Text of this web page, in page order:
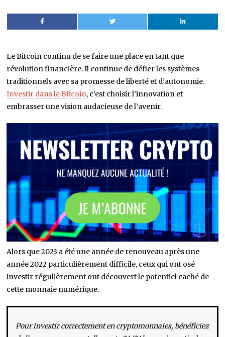
Le Bitcoin continu de se faire une place en tant que
révolution financière. Il continue de défier les systèmes
traditionnels avec sa promesse de liberté et d’autonomie.
Investir dans le Bitcoin, c’est choisir l’innovation et
embrasser une vision audacieuse de l’avenir.
Alors que 2023 a été une année de renouveau après une
année 2022 particulièrement difficile, ceux qui ont osé
investir régulièrement ont découvert le potentiel caché de
cette monnaie numérique.
Pour investir correctement en cryptomonnaies, bénéficiez